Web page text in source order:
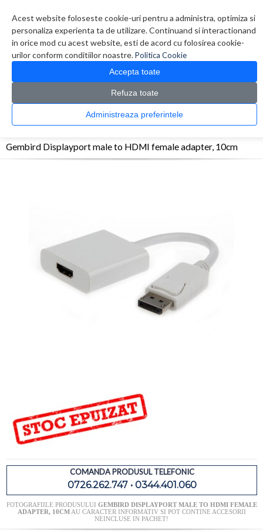
Acest website foloseste cookie-uri pentru a administra, optimiza si
personaliza experienta ta de utilizare. Continuand si interactionand
in orice mod cu acest website, esti de acord cu folosirea cookie-
urilor conform conditiilor noastre.Politica Cookie
Accepta toate
Refuza toate
Administreaza preferintele
0 produs(e)
CATALOG PRODUSE
Monitoare & Televizoare > Accesorii Monitoare / Televizoare
Gembird Displayport male to HDMI female adapter, 10cm
COMANDA PRODUSUL TELEFONIC
0726.262.747 • 0344.401.060
FOTOGRAFIILE PRODUSULUI GEMBIRD DISPLAYPORT MALE TO HDMI FEMALE
ADAPTER, 10CMAU CARACTER INFORMATIV SI POT CONTINE ACCESORII
NEINCLUSE IN PACHET!